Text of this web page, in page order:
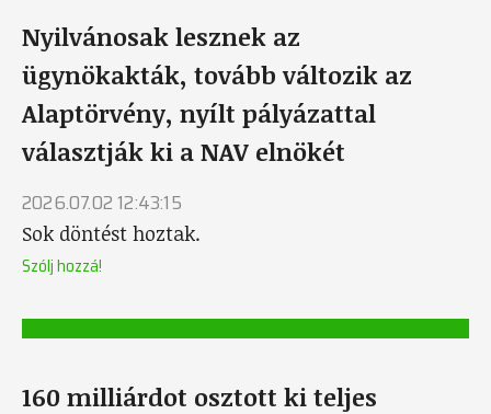
Nyilvánosak lesznek az
ügynökakták, tovább változik az
Alaptörvény, nyílt pályázattal
választják ki a NAV elnökét
2026.07.02 12:43:15
Sok döntést hoztak.
Szólj hozzá!
160 milliárdot osztott ki teljes